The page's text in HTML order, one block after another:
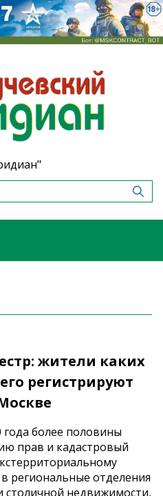
жители каких
регистрируют
года более половины
прав и кадастровый
региональные отделения
столичной недвижимости,